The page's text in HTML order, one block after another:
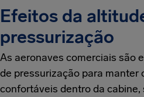
Efeitos da
pressurização
As aeronaves comerciais são
de pressurização para manter
confortáveis dentro da